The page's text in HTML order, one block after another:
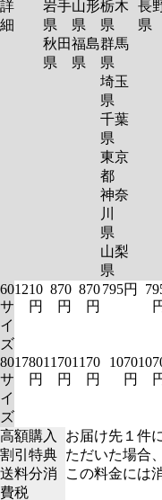
詳
細
岩手
県
秋田
県
山形
県
福島
県
栃木
県
群馬
県
埼玉
県
千葉
県
東京
都
神奈
川
県
山梨
県
長
県
60
サ
イ
ズ
1210
円
870
円
870
円
795円
80
サ
イ
ズ
1780
円
1170
円
1170
円
1070
円
高額購入
割引特典
お届け先１件
ただいた場合
送料分消
費税
この料金には